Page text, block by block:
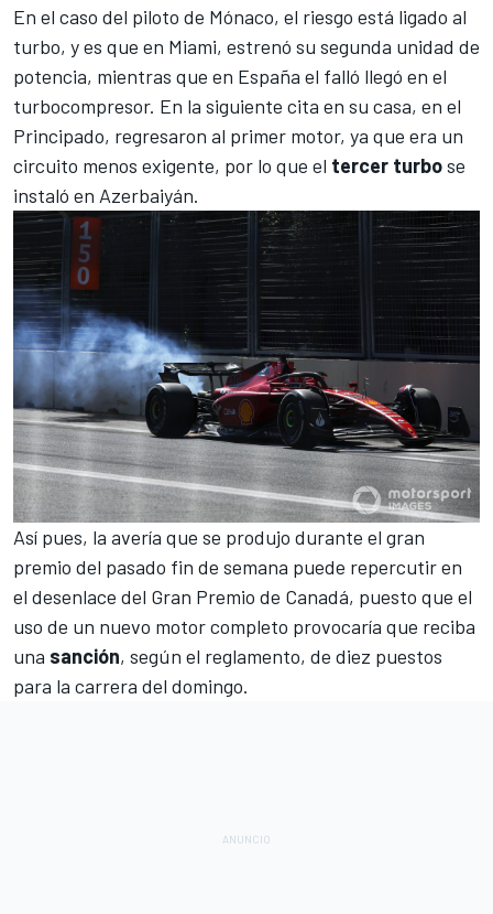
En el caso del piloto de Mónaco, el riesgo está ligado al
turbo, y es que en Miami, estrenó su segunda unidad de
potencia, mientras que en España el falló llegó en el
turbocompresor. En la siguiente cita en su casa, en el
Principado, regresaron al primer motor, ya que era un
circuito menos exigente, por lo que el tercer turbose
instaló en Azerbaiyán.
Así pues, la avería que se produjo durante el gran
premio del pasado fin de semana puede repercutir en
el desenlace del Gran Premio de Canadá, puesto que el
uso de un nuevo motor completo provocaría que reciba
una sanción, según el reglamento, de diez puestos
para la carrera del domingo.